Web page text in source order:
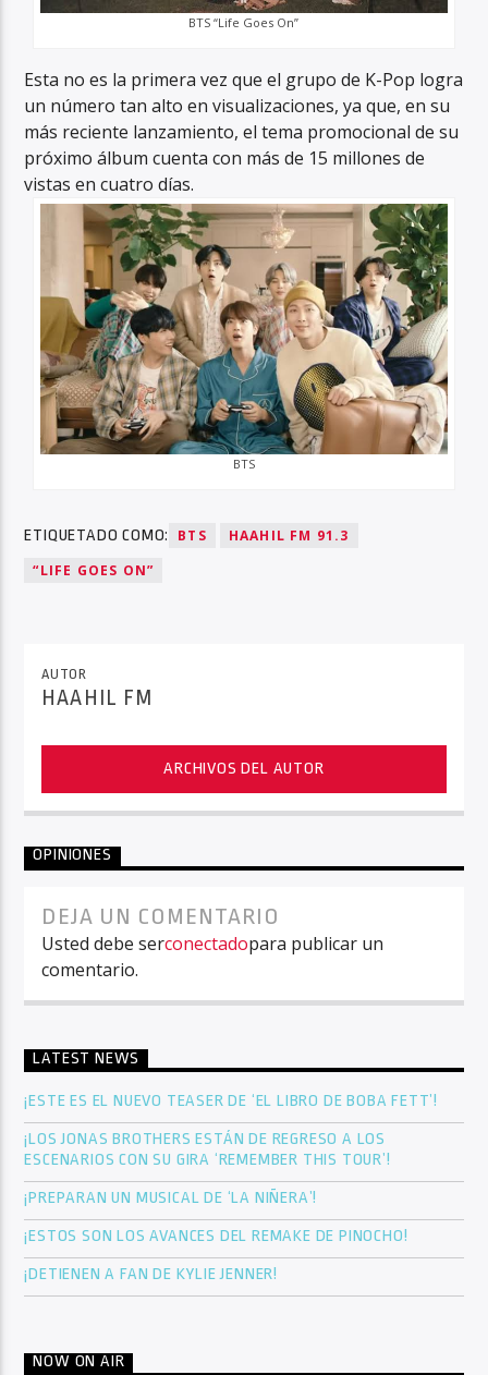
BTS “Life Goes On”
Esta no es la primera vez que el grupo de K-Pop logra
un número tan alto en visualizaciones, ya que, en su
más reciente lanzamiento, el tema promocional de su
próximo álbum cuenta con más de 15 millones de
vistas en cuatro días.
BTS
ETIQUETADO COMO: BTS
HAAHIL FM 91.3
“LIFE GOES ON”
AUTOR
HAAHIL FM
ARCHIVOS DEL AUTOR
OPINIONES
DEJA UN COMENTARIO
Usted debe serconectadopara publicar un
comentario.
LATEST NEWS
¡ESTE ES EL NUEVO TEASER DE ‘EL LIBRO DE BOBA FETT’!
¡LOS JONAS BROTHERS ESTÁN DE REGRESO A LOS
ESCENARIOS CON SU GIRA ‘REMEMBER THIS TOUR’!
¡PREPARAN UN MUSICAL DE ‘LA NIÑERA’!
¡ESTOS SON LOS AVANCES DEL REMAKE DE PINOCHO!
¡DETIENEN A FAN DE KYLIE JENNER!
NOW ON AIR